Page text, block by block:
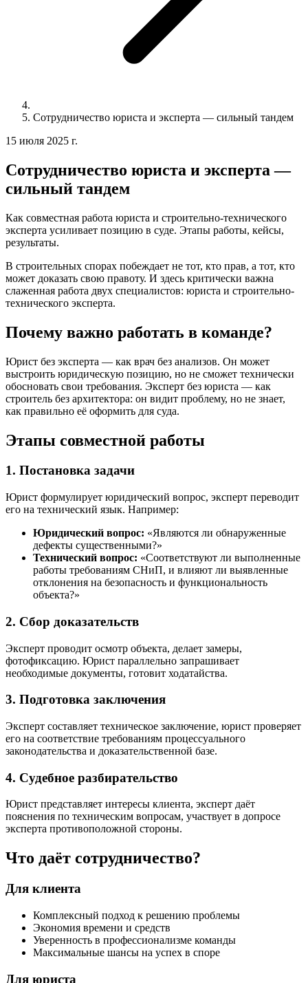
Сотрудничество юриста и эксперта — сильный тандем
15 июля 2025 г.
Сотрудничество юриста и эксперта —
сильный тандем
Как совместная работа юриста и строительно-технического
эксперта усиливает позицию в суде. Этапы работы, кейсы,
результаты.
В строительных спорах побеждает не тот, кто прав, а тот, кто
может доказать свою правоту. И здесь критически важна
слаженная работа двух специалистов: юриста и строительно-
технического эксперта.
Почему важно работать в команде?
Юрист без эксперта — как врач без анализов. Он может
выстроить юридическую позицию, но не сможет технически
обосновать свои требования. Эксперт без юриста — как
строитель без архитектора: он видит проблему, но не знает,
как правильно её оформить для суда.
Этапы совместной работы
1. Постановка задачи
Юрист формулирует юридический вопрос, эксперт переводит
его на технический язык. Например:
Юридический вопрос: «Являются ли обнаруженные
дефекты существенными?»
Технический вопрос: «Соответствуют ли выполненные
работы требованиям СНиП, и влияют ли выявленные
отклонения на безопасность и функциональность
объекта?»
2. Сбор доказательств
Эксперт проводит осмотр объекта, делает замеры,
фотофиксацию. Юрист параллельно запрашивает
необходимые документы, готовит ходатайства.
3. Подготовка заключения
Эксперт составляет техническое заключение, юрист проверяет
его на соответствие требованиям процессуального
законодательства и доказательственной базе.
4. Судебное разбирательство
Юрист представляет интересы клиента, эксперт даёт
пояснения по техническим вопросам, участвует в допросе
эксперта противоположной стороны.
Что даёт сотрудничество?
Для клиента
Комплексный подход к решению проблемы
Экономия времени и средств
Уверенность в профессионализме команды
Максимальные шансы на успех в споре
Для юриста